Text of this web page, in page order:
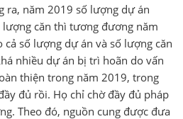
ra, năm 2019 số lượng dự án
căn thì tương đương năm
cả số lượng dự án và số lượng căn
nhiều dự án bị trì hoãn do vấn
thiện trong năm 2019, trong
đủ rồi. Họ chỉ chờ đầy đủ pháp
Theo đó, nguồn cung được đưa